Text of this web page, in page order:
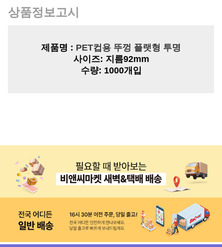
상품정보고시
제품명 : PET컵용 뚜껑 플랫형 투명
사이즈: 지름92mm
수량: 1000개입